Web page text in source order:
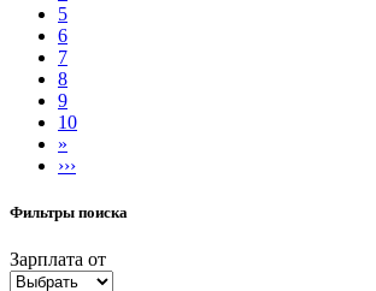
5
6
7
8
9
10
»
›››
Фильтры поиска
Зарплата от